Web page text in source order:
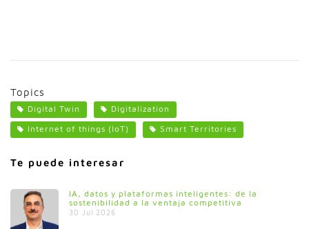
Topics
Digital Twin
Digitalization
Internet of things (IoT)
Smart Territories
Te puede interesar
IA, datos y plataformas inteligentes: de la
sostenibilidad a la ventaja competitiva
30 Jul 2026